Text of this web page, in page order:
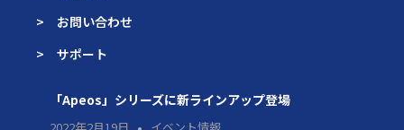
> お問い合わせ
> サポート
「Apeos」シリーズに新ラインアップ登場